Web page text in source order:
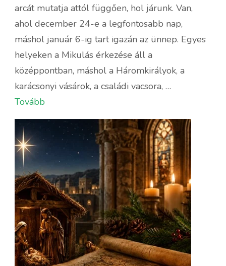
más
országokban:
így
ünnepelnek
a
világ
arcát mutatja attól függően, hol járunk. Van,
ahol december 24-e a legfontosabb nap,
máshol január 6-ig tart igazán az ünnep. Egyes
helyeken a Mikulás érkezése áll a
középpontban, máshol a Háromkirályok, a
karácsonyi vásárok, a családi vacsora, …
Tovább